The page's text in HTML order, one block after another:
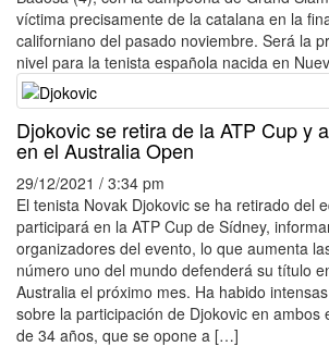
víctima precisamente de la catalana en la
californiano del pasado noviembre. Será la
nivel para la tenista española nacida en
Djokovic se retira de la ATP Cup y
en el Australia Open
29/12/2021 / 3:34 pm
El tenista Novak Djokovic se ha retirado del
participará en la ATP Cup de Sídney,
organizadores del evento, lo que aumenta
número uno del mundo defenderá su título
Australia el próximo mes. Ha habido
sobre la participación de Djokovic en ambos
de 34 años, que se opone a […]